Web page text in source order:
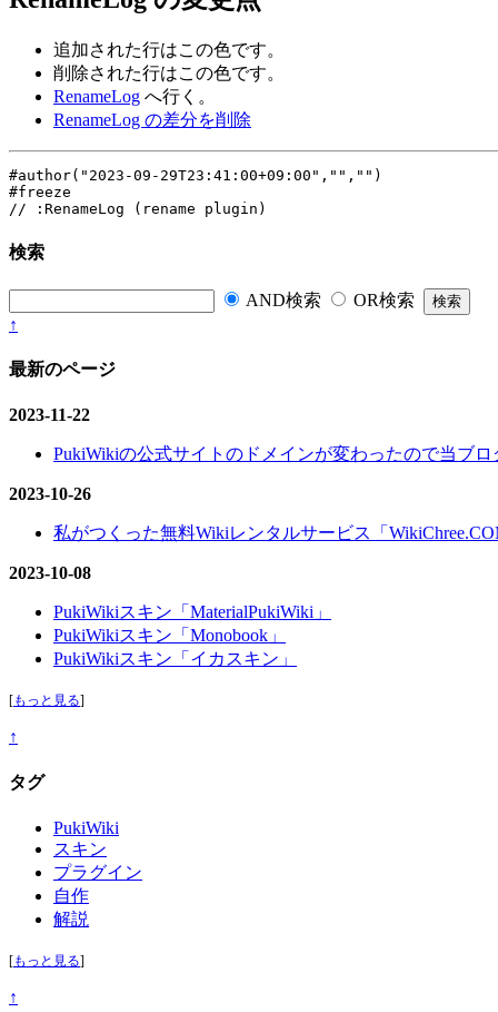
追加された行はこの色です。
削除された行はこの色です。
RenameLog へ行く。
RenameLog の差分を削除
#author("2023-09-29T23:41:00+09:00","","")
#freeze
// :RenameLog (rename plugin)
検索
AND検索
OR検索
↑
最新のページ
2023-11-22
PukiWikiの公式サイトのドメインが変わったので当ブ
2023-10-26
私がつくった無料Wikiレンタルサービス「
2023-10-08
PukiWikiスキン「MaterialPukiWiki」
PukiWikiスキン「Monobook」
PukiWikiスキン「イカスキン」
[もっと見る]
↑
タグ
PukiWiki
スキン
プラグイン
自作
解説
[もっと見る]
↑